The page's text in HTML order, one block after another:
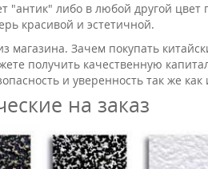
"антик" либо в любой другой цвет
красивой и эстетичной.
магазина. Зачем покупать
получить качественную
и уверенность так же
на заказ